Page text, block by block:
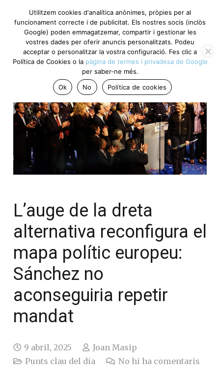
L’auge de la dreta
alternativa reconfigura
el mapa polític
europeu: Sánchez no
aconseguiria repetir
mandat
9 abril, 2025
Joan Masip
Punts clau del dia
Utilitzem cookies d'analítica anònimes, pròpies per al
funcionament correcte i de publicitat. Els nostres socis
(inclòs Google) poden emmagatzemar, compartir i gestionar
les vostres dades per oferir anuncis personalitzats. Podeu
acceptar o personalitzar la vostra configuració. Fes clic a
Política de Cookies o lapàgina de termes i privadesa de
Googleper saber-ne més.
Ok
No Política de cookies